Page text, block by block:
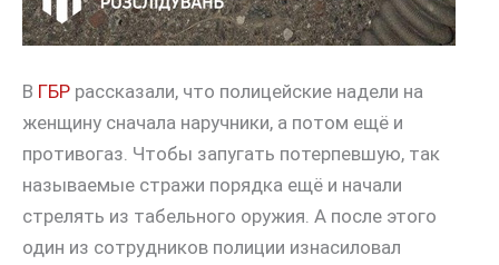
В ГБР рассказали, что полицейские надели на
женщину сначала наручники, а потом ещё и
противогаз. Чтобы запугать потерпевшую, так
называемые стражи порядка ещё и начали
стрелять из табельного оружия. А после этого
один из сотрудников полиции изнасиловал